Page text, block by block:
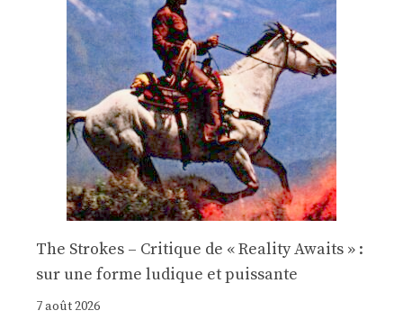
The Strokes – Critique de « Reality Awaits » :
sur une forme ludique et puissante
7 août 2026